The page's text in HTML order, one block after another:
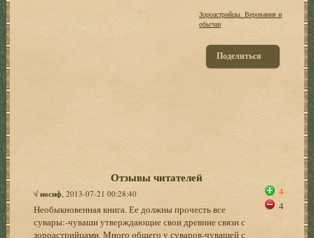
Зороастрийцы. Верования и
обычаи
Поделиться
Отзывы читателей
√иосиф , 2013-07-21 00:28:40
Необыкновенная книга. Ее должны прочесть все
сувары:-чуваши утверждающие свои древние связи с
зороастрийцами. Много общего у суваров-чувашей с
4
4